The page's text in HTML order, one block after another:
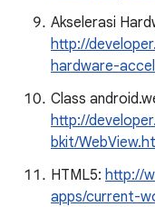
Akselerasi
http://
hardware-
Class
http://
bkit/
HTML5: http://
apps/current-